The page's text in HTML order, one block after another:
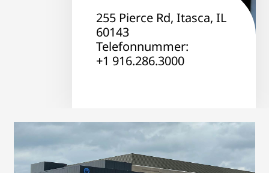
255 Pierce Rd, Itasca, IL
60143
Telefonnummer:
+1 916.286.3000